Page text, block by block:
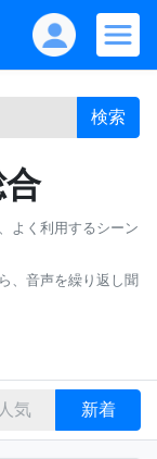
検索
よく利用するシーン
、音声を繰り返し聞
人気 新着